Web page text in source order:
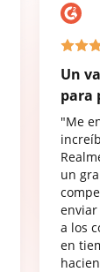
Un
para
"Me
un
a los
en